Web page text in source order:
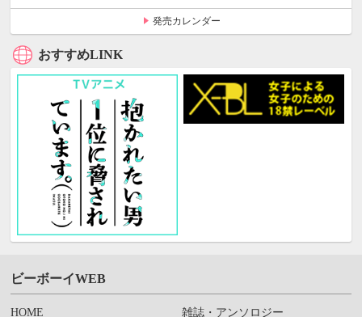
発売カレンダー
おすすめLINK
ビーボーイWEB
HOME
雑誌・アンソロジー